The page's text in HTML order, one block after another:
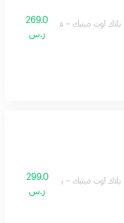
بلاك أوت ميثيك – فضي (bla101)269.0
ر.س
بلاك أوت ميثيك – بني (bla102) 299.0
ر.س